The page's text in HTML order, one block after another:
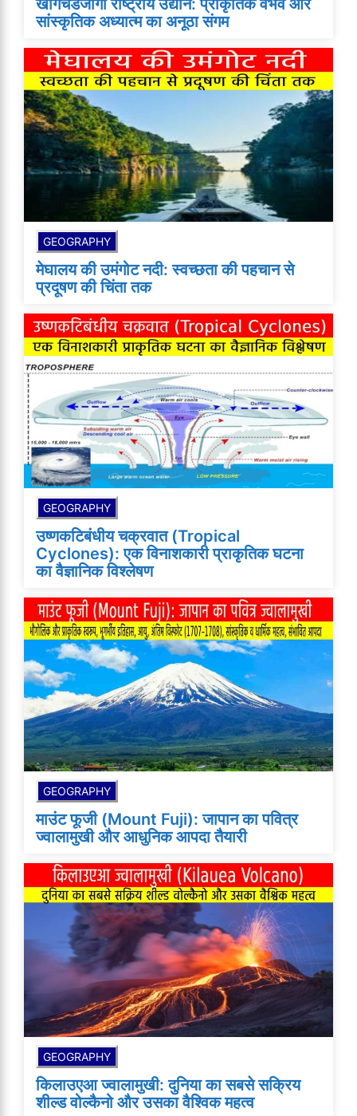
खांगचेंडजोंगा राष्ट्रीय उद्यान: प्राकृतिक वैभव और
सांस्कृतिक अध्यात्म का अनूठा संगम
GEOGRAPHY
मेघालय की उमंगोट नदी: स्वच्छता की पहचान से
प्रदूषण की चिंता तक
GEOGRAPHY
उष्णकटिबंधीय चक्रवात (Tropical
Cyclones): एक विनाशकारी प्राकृतिक घटना
का वैज्ञानिक विश्लेषण
GEOGRAPHY
माउंट फूजी (Mount Fuji): जापान का पवित्र
ज्वालामुखी और आधुनिक आपदा तैयारी
GEOGRAPHY
किलाउएआ ज्वालामुखी: दुनिया का सबसे सक्रिय
शील्ड वोल्कैनो और उसका वैश्विक महत्व